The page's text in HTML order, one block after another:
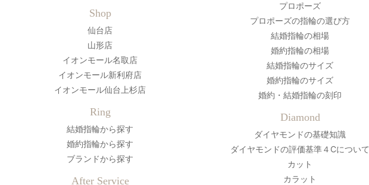
Shop
仙台店
山形店
イオンモール名取店
イオンモール新利府店
イオンモール仙台上杉店
Ring
結婚指輪から探す
婚約指輪から探す
ブランドから探す
After Service
プロポーズ
プロポーズの指輪の選び方
結婚指輪の相場
婚約指輪の相場
結婚指輪のサイズ
婚約指輪のサイズ
婚約・結婚指輪の刻印
Diamond
ダイヤモンドの基礎知識
ダイヤモンドの評価基準４Cについて
カット
カラット